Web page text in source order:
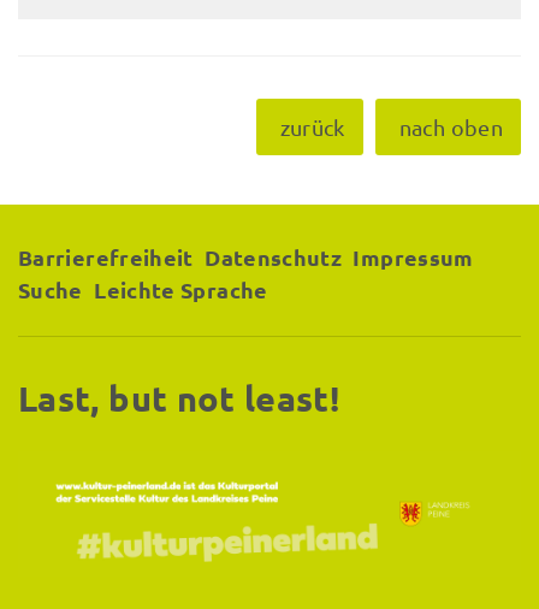
zurück nach oben
Barrierefreiheit Datenschutz Impressum
Suche Leichte Sprache
Last, but not least!